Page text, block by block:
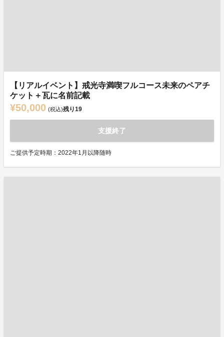
【リアルイベント】戒光寺満喫フルコース未来のペアチ
ケット＋瓦に名前記載
¥50,000 (税込)残り19
支援終了
ご提供予定時期：2022年1月以降随時